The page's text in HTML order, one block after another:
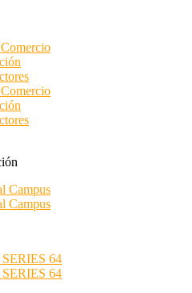
Campus
Campus
SERIES 64
SERIES 64